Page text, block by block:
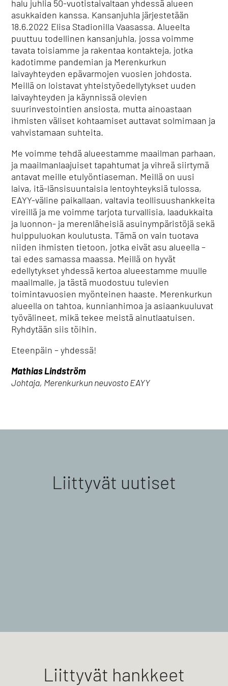
halu juhlia 50-vuotistaivaltaan yhdessä alueen
asukkaiden kanssa. Kansanjuhla järjestetään
18.6.2022 Elisa Stadionilla Vaasassa. Alueelta
puuttuu todellinen kansanjuhla, jossa voimme
tavata toisiamme ja rakentaa kontakteja, jotka
kadotimme pandemian ja Merenkurkun
laivayhteyden epävarmojen vuosien johdosta.
Meillä on loistavat yhteistyöedellytykset uuden
laivayhteyden ja käynnissä olevien
suurinvestointien ansiosta, mutta ainoastaan
ihmisten väliset kohtaamiset auttavat solmimaan ja
vahvistamaan suhteita.
Me voimme tehdä alueestamme maailman parhaan,
ja maailmanlaajuiset tapahtumat ja vihreä siirtymä
antavat meille etulyöntiaseman. Meillä on uusi
laiva, itä-länsisuuntaisia lentoyhteyksiä tulossa,
EAYY-väline paikallaan, valtavia teollisuushankkeita
vireillä ja me voimme tarjota turvallisia, laadukkaita
ja luonnon- ja merenläheisiä asuinympäristöjä sekä
huippuluokan koulutusta. Tämä on vain tuotava
niiden ihmisten tietoon, jotka eivät asu alueella –
tai edes samassa maassa. Meillä on hyvät
edellytykset yhdessä kertoa alueestamme muulle
maailmalle, ja tästä muodostuu tulevien
toimintavuosien myönteinen haaste. Merenkurkun
alueella on tahtoa, kunnianhimoa ja asiaankuuluvat
työvälineet, mikä tekee meistä ainutlaatuisen.
Ryhdytään siis töihin.
Eteenpäin – yhdessä!
Mathias Lindström
Johtaja, Merenkurkun neuvosto EAYY
Liittyvät uutiset
Liittyvät hankkeet